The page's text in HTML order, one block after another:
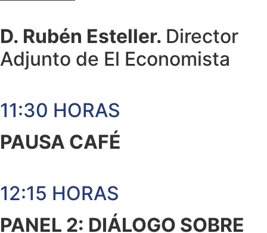
D. Rubén Esteller. Director
Adjunto de El Economista
11:30 HORAS
PAUSA CAFÉ
12:15 HORAS
PANEL 2: DIÁLOGO SOBRE